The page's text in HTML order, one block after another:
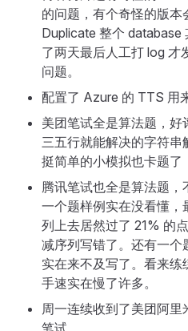
的问题，有个奇怪的版本
Duplicate 整个 database
了两天最后人工打 log 才
问题。
配置了 Azure 的 TTS 用
美团笔试全是算法题，
三五行就能解决的字符串
挺简单的小模拟也卡题了
腾讯笔试也全是算法题，
一个题样例实在没看懂
列上去居然过了 21% 的
减序列写错了。还有一个
实在来不及写了。看来练
手速实在慢了许多。
周一连续收到了美团阿
笔试。